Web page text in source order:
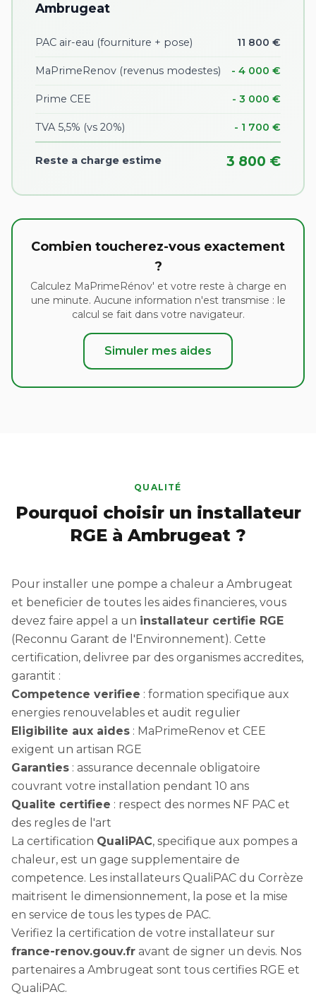
Ambrugeat
PAC air-eau (fourniture + pose) 11 800 €
MaPrimeRenov (revenus modestes) - 4 000 €
Prime CEE - 3 000 €
TVA 5,5% (vs 20%) - 1 700 €
Reste a charge estime 3 800 €
Combien toucherez-vous exactement
?
Calculez MaPrimeRénov' et votre reste à charge en
une minute. Aucune information n'est transmise : le
calcul se fait dans votre navigateur.
Simuler mes aides
QUALITÉ
Pourquoi choisir un installateur
RGE à Ambrugeat ?
Pour installer une pompe a chaleur a Ambrugeat
et beneficier de toutes les aides financieres, vous
devez faire appel a un installateur certifie RGE
(Reconnu Garant de l'Environnement). Cette
certification, delivree par des organismes accredites,
garantit :
Competence verifiee : formation specifique aux
energies renouvelables et audit regulier
Eligibilite aux aides : MaPrimeRenov et CEE
exigent un artisan RGE
Garanties : assurance decennale obligatoire
couvrant votre installation pendant 10 ans
Qualite certifiee : respect des normes NF PAC et
des regles de l'art
La certification QualiPAC, specifique aux pompes a
chaleur, est un gage supplementaire de
competence. Les installateurs QualiPAC du Corrèze
maitrisent le dimensionnement, la pose et la mise
en service de tous les types de PAC.
Verifiez la certification de votre installateur sur
france-renov.gouv.fr avant de signer un devis. Nos
partenaires a Ambrugeat sont tous certifies RGE et
QualiPAC.